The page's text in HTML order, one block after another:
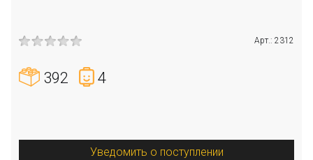
Арт.: 2312
392 4
Уведомить о поступлении